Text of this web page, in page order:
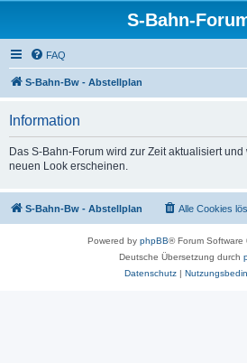
S-Bahn-
FAQ
S-Bahn-Bw - Abstellplan
Information
Das S-Bahn-Forum wird zur Zeit aktualisiert
neuen Look erscheinen.
S-Bahn-Bw - Abstellplan Alle Cookies
Powered by phpBB® Forum Software
Deutsche Übersetzung durch
Datenschutz|